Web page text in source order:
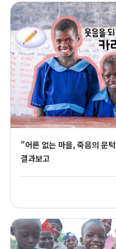
교
복
을
입
고
환
하
게
웃
고
있
는
"어른 없는 마을, 죽음의 문
결과보고
닭
받
고